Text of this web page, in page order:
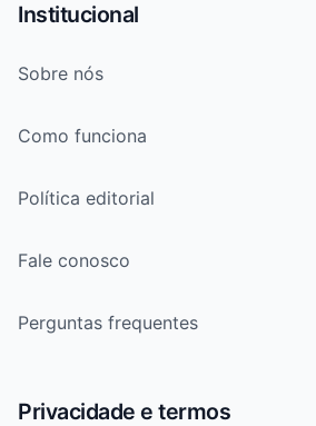
Institucional
Sobre nós
Como funciona
Política editorial
Fale conosco
Perguntas frequentes
Privacidade e termos